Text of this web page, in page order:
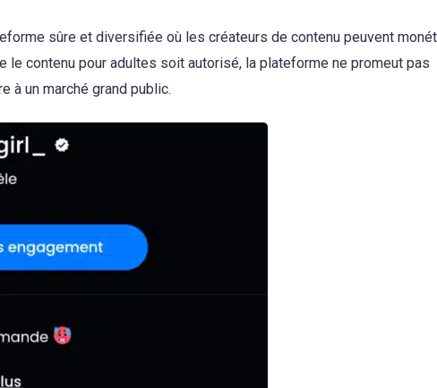
sûre et diversifiée où les créateurs de contenu peuvent
contenu pour adultes soit autorisé, la plateforme ne promeut pas
à un marché grand public.